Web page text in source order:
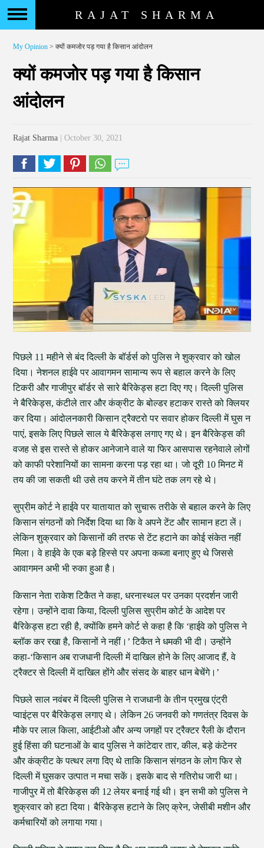
RAJAT SHARMA
My Opinion > क्यों कमजोर पड़ गया है किसान आंदोलन
क्यों कमजोर पड़ गया है किसान
आंदोलन
Rajat Sharma | October 30, 2021
पिछले 11 महीने से बंद दिल्ली के बॉर्डर्स को पुलिस ने शुक्रवार को खोल
दिया। नेशनल हाईवे पर आवागमन सामान्य रूप से बहाल करने के लिए
टिकरी और गाजीपुर बॉर्डर से सारे बैरिकेड्स हटा दिए गए। दिल्ली पुलिस
ने बैरिकेड्स, कंटीले तार और कंक्रीट के बोल्डर हटाकर रास्ते को क्लियर
कर दिया। आंदोलनकारी किसान ट्रैक्टरो पर सवार होकर दिल्ली में घुस न
पाएं, इसके लिए पिछले साल ये बैरिकेड्स लगाए गए थे। इन बैरिकेड्स की
वजह से इस रास्ते से होकर आनेजाने वाले या फिर आसपास रहनेवाले लोगों
को काफी परेशानियों का सामना करना पड़ रहा था। जो दूरी 10 मिनट में
तय की जा सकती थी उसे तय करने में तीन घंटे तक लग रहे थे।
सुप्रीम कोर्ट ने हाईवे पर यातायात को सुचारू तरीके से बहाल करने के लिए
किसान संगठनों को निर्देश दिया था कि वे अपने टेंट और सामान हटा लें।
लेकिन शुक्रवार को किसानों की तरफ से टेंट हटाने का कोई संकेत नहीं
मिला। वे हाईवे के एक बड़े हिस्से पर अपना कब्जा बनाए हुए थे जिससे
आवागमन अभी भी रुका हुआ है।
किसान नेता राकेश टिकैत ने कहा, धरनास्थल पर उनका प्रदर्शन जारी
रहेगा। उन्होंने दावा किया, दिल्ली पुलिस सुप्रीम कोर्ट के आदेश पर
बैरिकेड्स हटा रही है, क्योंकि हमने कोर्ट से कहा है कि ‘हाईवे को पुलिस ने
ब्लॉक कर रखा है, किसानों ने नहीं।’ टिकैत ने धमकी भी दी। उन्होंने
कहा-‘किसान अब राजधानी दिल्ली में दाखिल होने के लिए आजाद हैं, वे
ट्रैक्टर से दिल्ली में दाखिल होंगे और संसद के बाहर धान बेचेंगे।’
पिछले साल नवंबर में दिल्ली पुलिस ने राजधानी के तीन प्रमुख एंट्री
प्वाइंट्स पर बैरिकेड्स लगाए थे। लेकिन 26 जनवरी को गणतंत्र दिवस के
मौके पर लाल किला, आईटीओ और अन्य जगहों पर ट्रैक्टर रैली के दौरान
हुई हिंसा की घटनाओं के बाद पुलिस ने कांटेदार तार, कील, बड़े कंटेनर
और कंक्रीट के पत्थर लगा दिए थे ताकि किसान संगठन के लोग फिर से
दिल्ली में घुसकर उत्पात न मचा सकें। इसके बाद से गतिरोध जारी था।
गाजीपुर में तो बैरिकेड्स की 12 लेयर बनाई गई थी। इन सभी को पुलिस ने
शुक्रवार को हटा दिया। बैरिकेड्स हटाने के लिए क्रेन, जेसीबी मशीन और
कर्मचारियों को लगाया गया।